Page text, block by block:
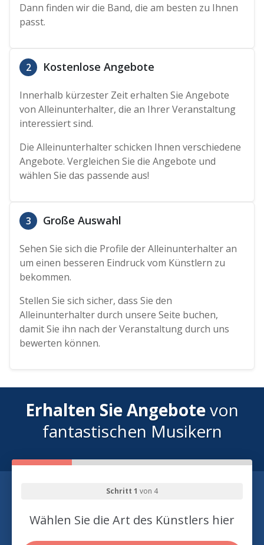
Dann finden wir die Band, die am besten zu Ihnen
passt.
2 Kostenlose Angebote
Innerhalb kürzester Zeit erhalten Sie Angebote
von Alleinunterhalter, die an Ihrer Veranstaltung
interessiert sind.
Die Alleinunterhalter schicken Ihnen verschiedene
Angebote. Vergleichen Sie die Angebote und
wählen Sie das passende aus!
3 Große Auswahl
Sehen Sie sich die Profile der Alleinunterhalter an
um einen besseren Eindruck vom Künstlern zu
bekommen.
Stellen Sie sich sicher, dass Sie den
Alleinunterhalter durch unsere Seite buchen,
damit Sie ihn nach der Veranstaltung durch uns
bewerten können.
Erhalten Sie Angebotevon
fantastischen Musikern
Schritt 1 von 4
Wählen Sie die Art des Künstlers hier